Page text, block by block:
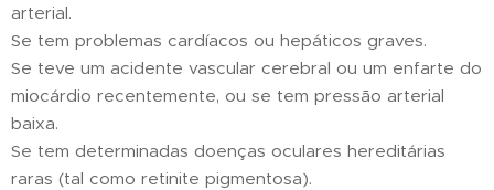
arterial.
Se tem problemas cardíacos ou hepáticos graves.
Se teve um acidente vascular cerebral ou um enfarte do
miocárdio recentemente, ou se tem pressão arterial
baixa.
Se tem determinadas doenças oculares hereditárias
raras (tal como retinite pigmentosa).